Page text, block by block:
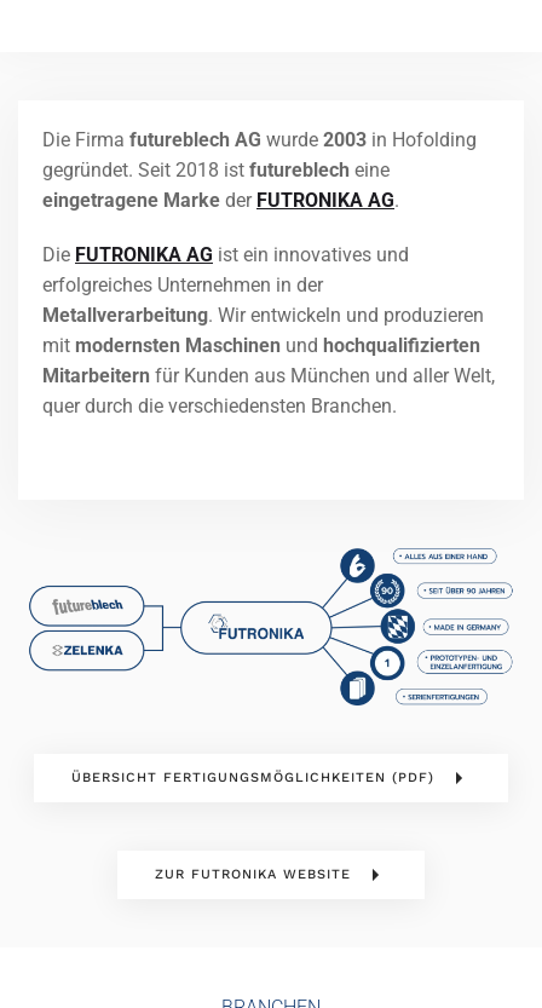
Die Firma futureblech AG wurde 2003 in Hofolding
gegründet. Seit 2018 ist futureblech eine
eingetragene Marke der FUTRONIKA AG.
Die FUTRONIKA AG ist ein innovatives und
erfolgreiches Unternehmen in der
Metallverarbeitung. Wir entwickeln und produzieren
mit modernsten Maschinen und hochqualifizierten
Mitarbeitern für Kunden aus München und aller Welt,
quer durch die verschiedensten Branchen.
ÜBERSICHT FERTIGUNGSMÖGLICHKEITEN (PDF)
ZUR FUTRONIKA WEBSITE